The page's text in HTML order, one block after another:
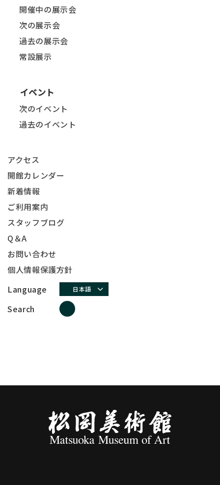
開催中の展示会
次の展示会
過去の展示会
常設展示
イベント
次のイベント
過去のイベント
アクセス
開館カレンダー
新着情報
ご利用案内
スタッフブログ
Q＆A
お問い合わせ
個人情報保護方針
Language
日本語
Search